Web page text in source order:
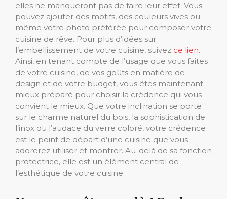
elles ne manqueront pas de faire leur effet. Vous
pouvez ajouter des motifs, des couleurs vives ou
même votre photo préférée pour composer votre
cuisine de rêve. Pour plus d’idées sur
l’embellissement de votre cuisine, suivez ce lien.
Ainsi, en tenant compte de l’usage que vous faites
de votre cuisine, de vos goûts en matière de
design et de votre budget, vous êtes maintenant
mieux préparé pour choisir la crédence qui vous
convient le mieux. Que votre inclination se porte
sur le charme naturel du bois, la sophistication de
l’inox ou l’audace du verre coloré, votre crédence
est le point de départ d’une cuisine que vous
adorerez utiliser et montrer. Au-delà de sa fonction
protectrice, elle est un élément central de
l’esthétique de votre cuisine.